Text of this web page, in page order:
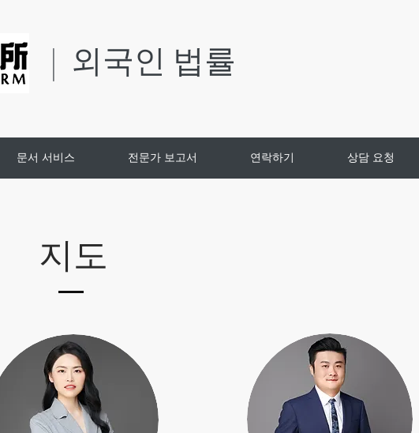
| 외국인 법률
문서 서비스 전문가 보고서 연락하기 상담 요청
지도